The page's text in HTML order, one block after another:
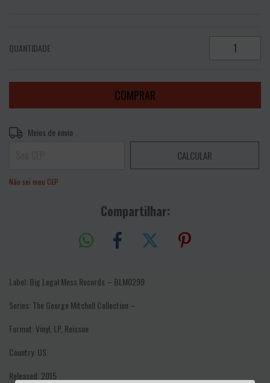
QUANTIDADE
Entregas para o CEP:
Meios de envio
CALCULAR
Não sei meu CEP
Compartilhar:
Label: Big Legal Mess Records ‎– BLM0299
Series: The George Mitchell Collection –
Format: Vinyl, LP, Reissue
Country: US
Released: 2015